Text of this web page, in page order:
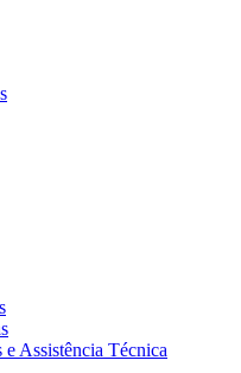
e Assistência Técnica